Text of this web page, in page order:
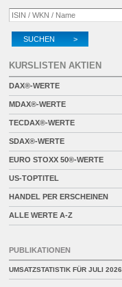
SUCHEN >
KURSLISTEN AKTIEN
DAX®-WERTE
MDAX®-WERTE
TECDAX®-WERTE
SDAX®-WERTE
EURO STOXX 50®-WERTE
US-TOPTITEL
HANDEL PER ERSCHEINEN
ALLE WERTE A-Z
PUBLIKATIONEN
UMSATZSTATISTIK FÜR JULI 2026